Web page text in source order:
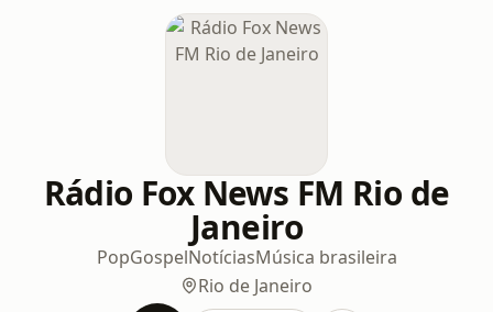
Rádio Fox News FM Rio de
Janeiro
PopGospelNotíciasMúsica brasileira
Rio de Janeiro